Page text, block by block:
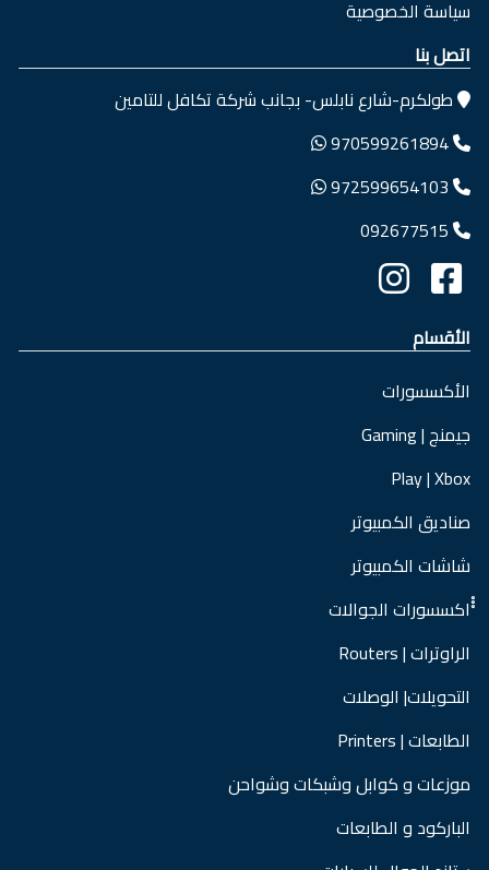
سياسة الخصوصية
اتصل بنا
طولكرم-شارع نابلس- بجانب شركة تكافل للتامين
970599261894
972599654103
092677515
الأقسام
الأكسسورات
جيمنج | Gaming
Play | Xbox
صناديق الكمبيوتر
شاشات الكمبيوتر
ْْْاكسسورات الجوالات
الراوترات | Routers
التحويلات| الوصلات
الطابعات | Printers
موزعات و كوابل وشبكات وشواحن
الباركود و الطابعات